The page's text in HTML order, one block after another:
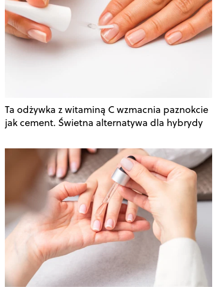
Ta odżywka z witaminą C wzmacnia paznokcie
jak cement. Świetna alternatywa dla hybrydy